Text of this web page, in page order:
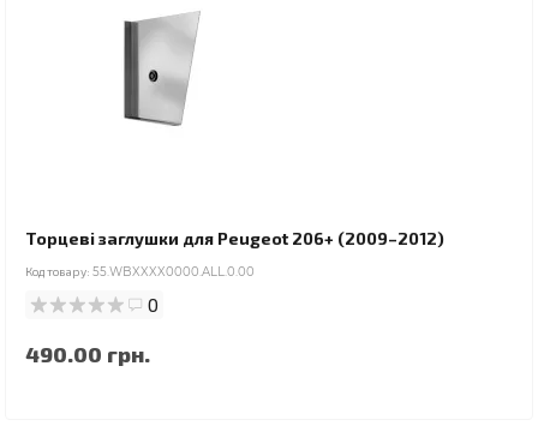
Торцеві заглушки для Peugeot 206+ (2009–2012)
Код товару: 55.WBXXXX0000.ALL.0.00
0
490.00 грн.